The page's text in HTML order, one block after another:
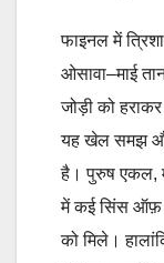
फाइनल में
ओसावा–माई
जोड़ी को
यह खेल समझ
है। पुरुष एकल,
में कई सिंस ऑफ़
को मिले।